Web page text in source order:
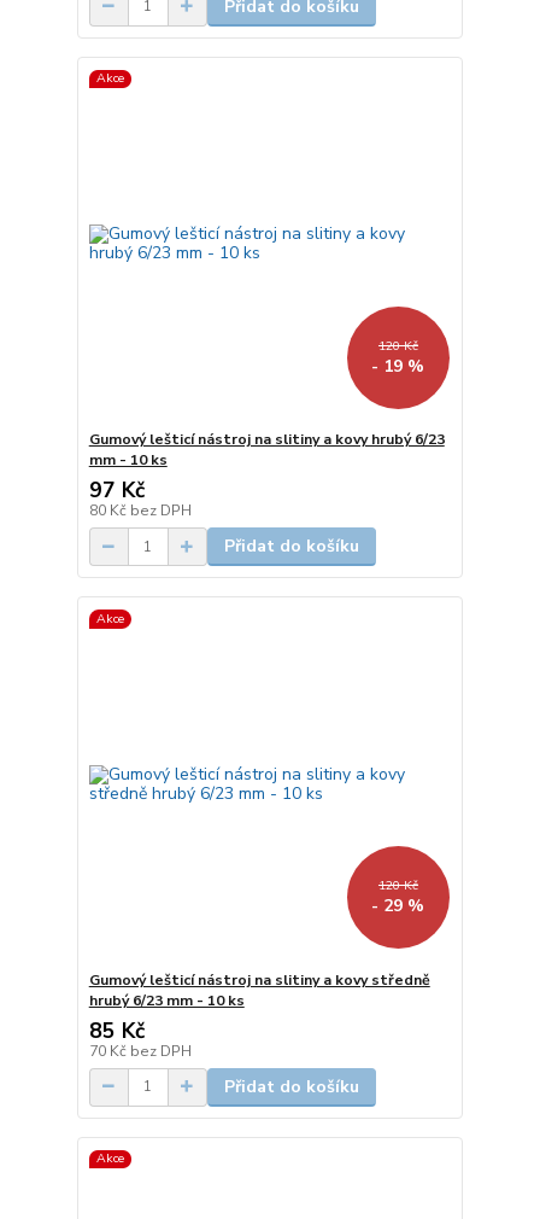
Přidat do košíku
Akce
120 Kč
- 19 %
Gumový lešticí nástroj na slitiny a kovy hrubý 6/23
mm - 10 ks
97 Kč
80 Kč bez DPH
Přidat do košíku
Akce
120 Kč
- 29 %
Gumový lešticí nástroj na slitiny a kovy středně
hrubý 6/23 mm - 10 ks
85 Kč
70 Kč bez DPH
Přidat do košíku
Akce